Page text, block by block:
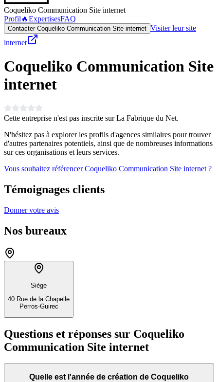
Coqueliko Communication Site internet
Profil 🔥ExpertisesFAQ
Contacter Coqueliko Communication Site internet Visiter leur site
internet
Coqueliko Communication Site
internet
Cette entreprise n'est pas inscrite sur La Fabrique du Net.
N'hésitez pas à explorer les profils d'agences similaires pour trouver
d'autres partenaires potentiels, ainsi que de nombreuses informations
sur ces organisations et leurs services.
Vous souhaitez référencer Coqueliko Communication Site internet ?
Témoignages clients
Donner votre avis
Nos bureaux
Siège
40 Rue de la Chapelle
Perros-Guirec
Questions et réponses sur Coqueliko
Communication Site internet
Quelle est l'année de création de Coqueliko